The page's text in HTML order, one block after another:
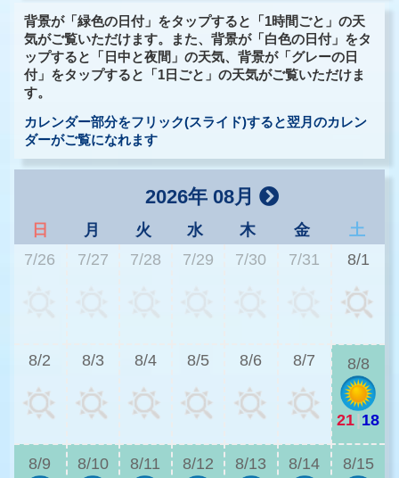
背景が「緑色の日付」をタップすると「1時間ごと」の天
気がご覧いただけます。また、背景が「白色の日付」をタ
ップすると「日中と夜間」の天気、背景が「グレーの日
付」をタップすると「1日ごと」の天気がご覧いただけま
す。
カレンダー部分をフリック(スライド)すると翌月のカレン
ダーがご覧になれます
2026年 08月
日 月 火 水 木 金
土
7/26
7/27 7/28 7/29 7/30 7/31 8/1
8/2 8/3 8/4 8/5 8/6 8/7 8/8
21|18
8/9 8/10 8/11 8/12 8/13 8/14 8/15